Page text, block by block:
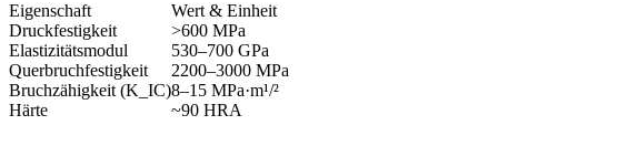
Eigenschaft
Wert & Einheit
Druckfestigkeit
>600 MPa
Elastizitätsmodul
530–700 GPa
Querbruchfestigkeit
2200–3000 MPa
Bruchzähigkeit (K_IC)8–15 MPa·m¹/²
Härte
~90 HRA